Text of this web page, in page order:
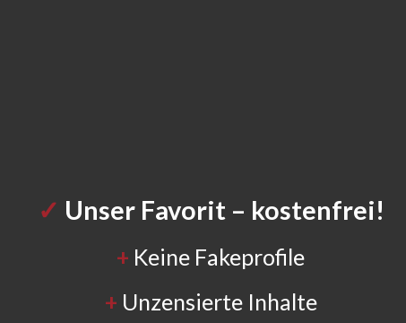
✓ Unser Favorit – kostenfrei!
+ Keine Fakeprofile
+ Unzensierte Inhalte